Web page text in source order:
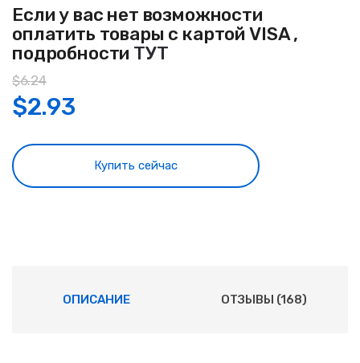
Если у вас нет возможности
оплатить товары с картой VISA ,
подробности ТУТ
$6.24
$2.93
Купить сейчас
ОПИСАНИЕ ОТЗЫВЫ (168)